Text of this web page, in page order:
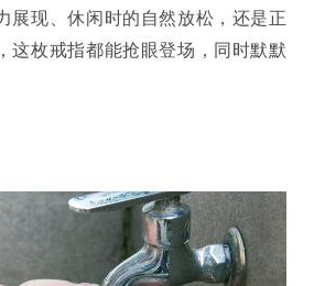
展现、休闲时的自然放松，还是正
这枚戒指都能抢眼登场，同时默默